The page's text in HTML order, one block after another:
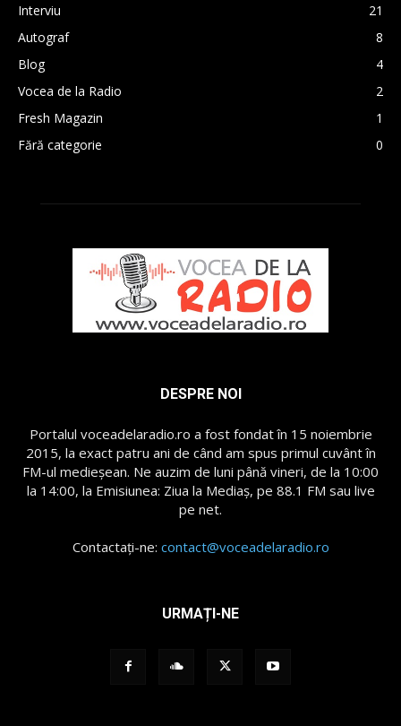
Interviu
21
Autograf
8
Blog
4
Vocea de la Radio
2
Fresh Magazin
1
Fără categorie
0
DESPRE NOI
Portalul voceadelaradio.ro a fost fondat în 15 noiembrie
2015, la exact patru ani de când am spus primul cuvânt în
FM-ul medieșean. Ne auzim de luni până vineri, de la 10:00
la 14:00, la Emisiunea: Ziua la Mediaș, pe 88.1 FM sau live
pe net.
Contactați-ne: contact@voceadelaradio.ro
URMAȚI-NE